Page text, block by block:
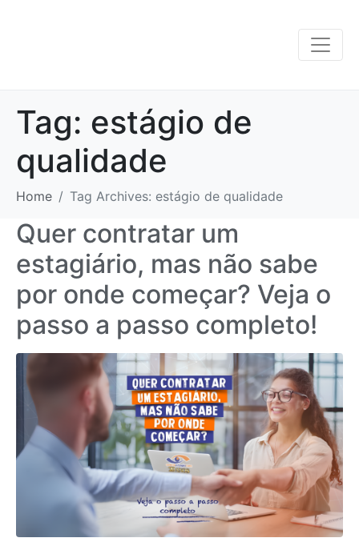
Tag: estágio de
qualidade
Home Tag Archives: estágio de qualidade
Quer contratar um
estagiário, mas não sabe
por onde começar? Veja o
passo a passo completo!